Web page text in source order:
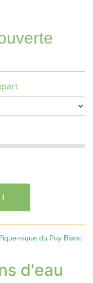
!
nique du Puy Blanc
d'eau